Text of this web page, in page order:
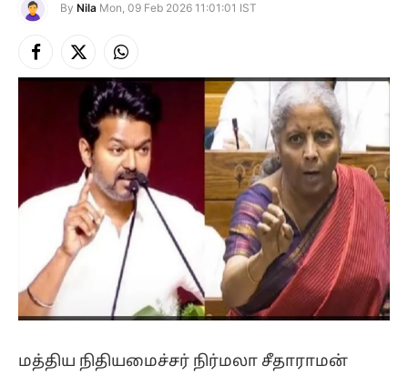
By Nila Mon, 09 Feb 2026 11:01:01 IST
Facebook
X
(Twitter)
Instagram
மத்திய நிதியமைச்சர் நிர்மலா சீதாராமன்